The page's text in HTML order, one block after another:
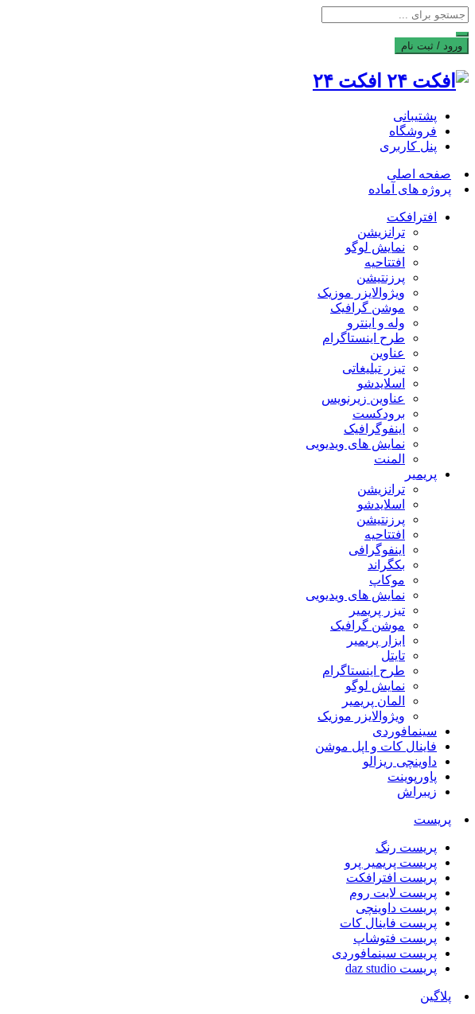
ورود / ثبت نام
افکت ۲۴
پشتیبانی
فروشگاه
پنل کاربری
صفحه اصلی
پروژه های آماده
افترافکت
ترانزیشن
نمایش لوگو
افتتاحیه
پرزنتیشن
ویژوالایزر موزیک
موشن گرافیک
وله و اینترو
طرح اینستاگرام
عناوین
تیزر تبلیغاتی
اسلایدشو
عناوین زیرنویس
برودکست
اینفوگرافیک
نمایش های ویدیویی
المنت
پریمیر
ترانزیشن
اسلایدشو
پرزنتیشن
افتتاحیه
اینفوگرافی
بکگراند
موکاپ
نمایش های ویدیویی
تیزر پریمیر
موشن گرافیک
ابزار پریمیر
تایتل
طرح اینستاگرام
نمایش لوگو
المان پریمیر
ویژوالایزر موزیک
سینمافوردی
فاینال کات و اپل موشن
داوینچی ریزالو
پاورپوینت
زیبراش
پریست
پریست رنگ
پریست پریمیر پرو
پریست افترافکت
پریست لایت روم
پریست داوینچی
پریست فاینال کات
پریست فتوشاپ
پریست سینمافوردی
پریست daz studio
پلاگین